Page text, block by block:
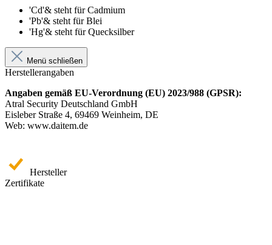
'Cd'& steht für Cadmium
'Pb'& steht für Blei
'Hg'& steht für Quecksilber
Menü schließen
Herstellerangaben
Angaben gemäß EU-Verordnung (EU) 2023/988 (GPSR):
Atral Security Deutschland GmbH
Eisleber Straße 4, 69469 Weinheim, DE
Web: www.daitem.de
Hersteller
Zertifikate